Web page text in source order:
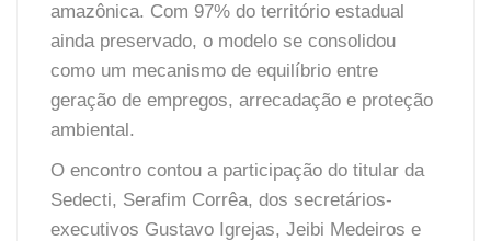
amazônica. Com 97% do território estadual
ainda preservado, o modelo se consolidou
como um mecanismo de equilíbrio entre
geração de empregos, arrecadação e proteção
ambiental.
O encontro contou a participação do titular da
Sedecti, Serafim Corrêa, dos secretários-
executivos Gustavo Igrejas, Jeibi Medeiros e